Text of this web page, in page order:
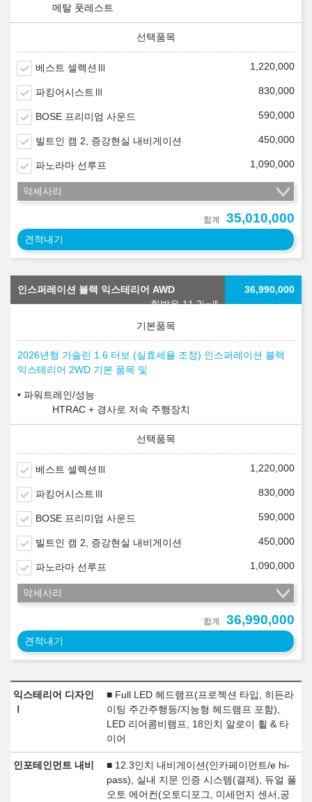
메탈 풋레스트
베스트 셀렉션Ⅲ 1,220,000
파킹어시스트Ⅲ 830,000
BOSE 프리미엄 사운드 590,000
빌트인 캠 2, 증강현실 내비게이션 450,000
파노라마 선루프 1,090,000
악세사리
합계 35,010,000
견적내기
인스퍼레이션 블랙 익스테리어 AWD
휘발유 11.2㎞/ℓ
36,990,000
2026년형 가솔린 1.6 터보 (실효세율 조정) 인스퍼레이션 블랙
익스테리어 2WD 기본 품목 및
파워트레인/성능
HTRAC + 경사로 저속 주행장치
베스트 셀렉션Ⅲ 1,220,000
파킹어시스트Ⅲ 830,000
BOSE 프리미엄 사운드 590,000
빌트인 캠 2, 증강현실 내비게이션 450,000
파노라마 선루프 1,090,000
악세사리
합계 36,990,000
견적내기
익스테리어 디자인
Ⅰ
■ Full LED 헤드램프(프로젝션 타입, 히든라
이팅 주간주행등/지능형 헤드램프 포함),
LED 리어콤비램프, 18인치 알로이 휠 & 타
이어
인포테인먼트 내비
■ 12.3인치 내비게이션(인카페이먼트/e hi-
pass), 실내 지문 인증 시스템(결제), 듀얼 풀
오토 에어컨(오토디포그, 미세먼지 센서,공